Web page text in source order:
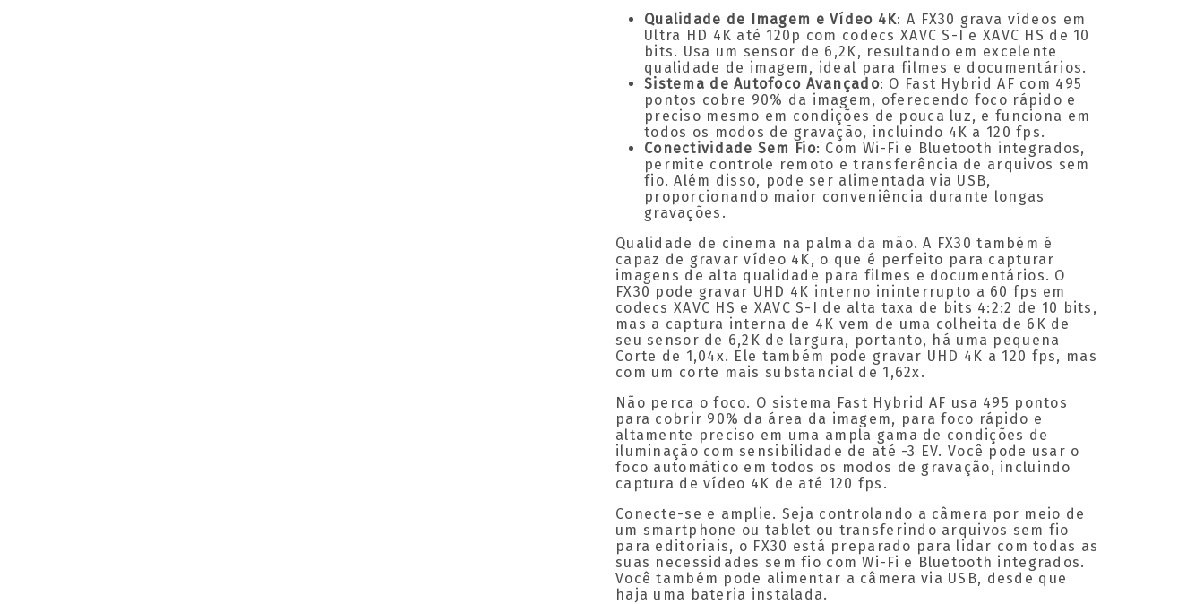
Qualidade de Imagem e Vídeo 4K: A FX30 grava vídeos em
Ultra HD 4K até 120p com codecs XAVC S-I e XAVC HS de 10
bits. Usa um sensor de 6,2K, resultando em excelente
qualidade de imagem, ideal para filmes e documentários.
Sistema de Autofoco Avançado: O Fast Hybrid AF com 495
pontos cobre 90% da imagem, oferecendo foco rápido e
preciso mesmo em condições de pouca luz, e funciona em
todos os modos de gravação, incluindo 4K a 120 fps.
Conectividade Sem Fio: Com Wi-Fi e Bluetooth integrados,
permite controle remoto e transferência de arquivos sem
fio. Além disso, pode ser alimentada via USB,
proporcionando maior conveniência durante longas
gravações.
Qualidade de cinema na palma da mão. A FX30 também é
capaz de gravar vídeo 4K, o que é perfeito para capturar
imagens de alta qualidade para filmes e documentários. O
FX30 pode gravar UHD 4K interno ininterrupto a 60 fps em
codecs XAVC HS e XAVC S-I de alta taxa de bits 4:2:2 de 10 bits,
mas a captura interna de 4K vem de uma colheita de 6K de
seu sensor de 6,2K de largura, portanto, há uma pequena
Corte de 1,04x. Ele também pode gravar UHD 4K a 120 fps, mas
com um corte mais substancial de 1,62x.
Não perca o foco. O sistema Fast Hybrid AF usa 495 pontos
para cobrir 90% da área da imagem, para foco rápido e
altamente preciso em uma ampla gama de condições de
iluminação com sensibilidade de até -3 EV. Você pode usar o
foco automático em todos os modos de gravação, incluindo
captura de vídeo 4K de até 120 fps.
Conecte-se e amplie. Seja controlando a câmera por meio de
um smartphone ou tablet ou transferindo arquivos sem fio
para editoriais, o FX30 está preparado para lidar com todas as
suas necessidades sem fio com Wi-Fi e Bluetooth integrados.
Você também pode alimentar a câmera via USB, desde que
haja uma bateria instalada.